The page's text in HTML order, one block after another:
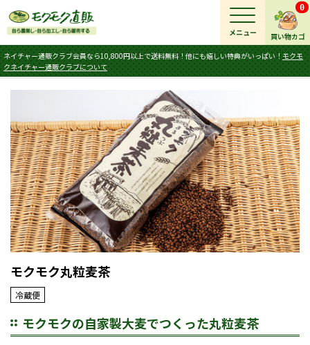
買い物カゴ
0
ネイチャー通販クラブ会員なら10,800円以上で送料無料！他にも嬉しい特典がいっぱい！ モクモ
クネイチャー通販クラブについて
メニュー
モクモク丸粒麦茶
冷蔵便
モクモクの自家製大麦でつくった丸粒麦茶